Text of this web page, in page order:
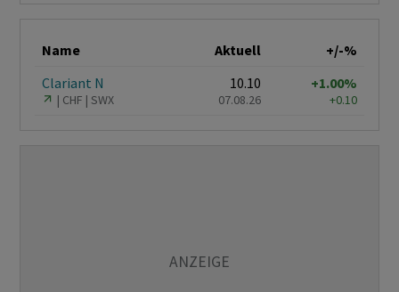
Name Aktuell
+/-%
Clariant N
CHF SWX
10.10
07.08.26
+1.00%
+0.10